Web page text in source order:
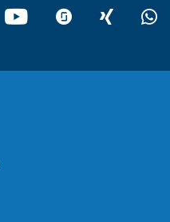
YouTube glassdoorXING